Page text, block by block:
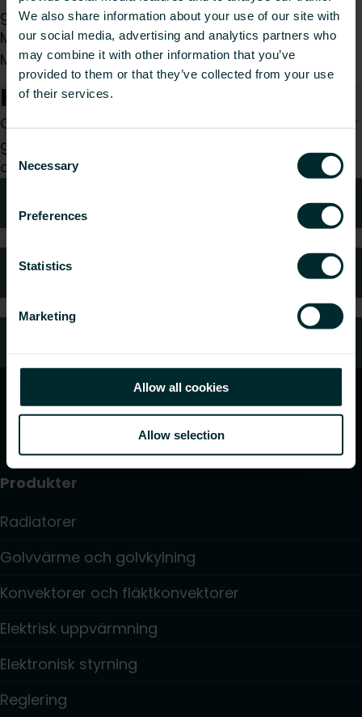
We also share information about your use of our site with
our social media, advertising and analytics partners who
may combine it with other information that you’ve
provided to them or that they’ve collected from your use
of their services.
Consent
Selection
Necessary
Preferences
Statistics
Marketing
Allow all cookies
Allow selection
golvvärmeskåpet.
Max antal termostater: 12 st
Max antal ställdon: 12 st
Hur kan vi hjälpa dig?
Oavsett om du är konsult, installatör, arkitekt eller
grossist, välj en kategori så tar vi gärna hand om
din förfrågan.
Kundtjänst
Produkter
Radiatorer
Golvvärme och golvkylning
Konvektorer och fläktkonvektorer
Elektrisk uppvärmning
Elektronisk styrning
Reglering